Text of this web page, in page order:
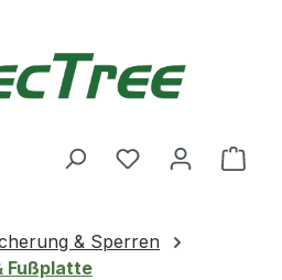
Du hast 0
& Sperren
Fußplatte